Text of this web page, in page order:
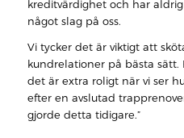
kreditvärdighet och har
något slag på oss.
Vi tycker det är viktigt att
kundrelationer på bästa sätt.
det är extra roligt när vi ser
efter en avslutad
gjorde detta tidigare.”